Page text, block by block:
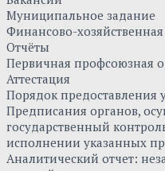
Муниципальное задание
Финансово-хозяйственная
Отчёты
Первичная профсоюзная
Аттестация
Порядок предоставления
Предписания органов,
государственный
исполнении указанных
Аналитический отчет: